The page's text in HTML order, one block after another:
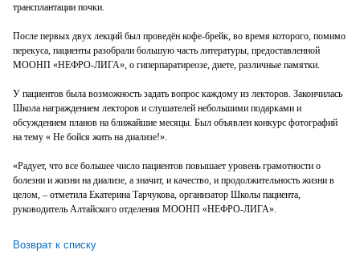
трансплантации почки.
После первых двух лекций был проведён кофе-брейк, во время которого, помимо
перекуса, пациенты разобрали большую часть литературы, предоставленной
МООНП «НЕФРО-ЛИГА», о гиперпаратиреозе, диете, различные памятки.
У пациентов была возможность задать вопрос каждому из лекторов. Закончилась
Школа награждением лекторов и слушателей небольшими подарками и
обсуждением планов на ближайшие месяцы. Был объявлен конкурс фотографий
на тему « Не бойся жить на диализе!».
«Радует, что все большее число пациентов повышает уровень грамотности о
болезни и жизни на диализе, а значит, и качество, и продолжительность жизни в
целом, ‒ отметила Екатерина Тарчукова, организатор Школы пациента,
руководитель Алтайского отделения МООНП «НЕФРО-ЛИГА».
Возврат к списку